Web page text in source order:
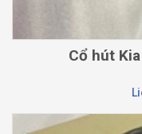
Cổ hút